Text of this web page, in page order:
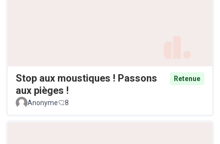
Stop aux moustiques ! Passons
aux pièges !
Retenue
Anonyme 8